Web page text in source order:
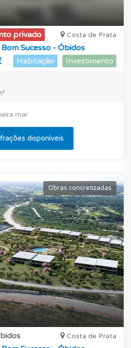
privado Costa de Prata
Sucesso - Óbidos
Habitação Investimento
mar
disponíveis
Obras concretizadas
Costa de Prata